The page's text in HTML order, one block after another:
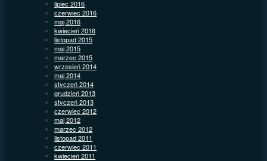
lipiec 2016
czerwiec 2016
maj 2016
kwiecień 2016
listopad 2015
maj 2015
marzec 2015
wrzesień 2014
maj 2014
styczeń 2014
grudzień 2013
styczeń 2013
czerwiec 2012
maj 2012
marzec 2012
listopad 2011
czerwiec 2011
kwiecień 2011